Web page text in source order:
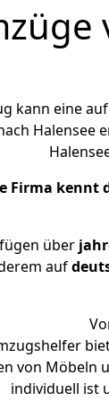
kann eine
Halensee
Firma kennt
über
auf
von Möbeln
individuell ist